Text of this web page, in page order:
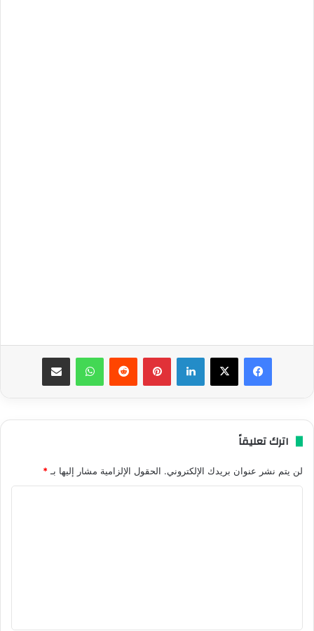
فيسبوك ‫X لينكدإن بينتيريست واتساب مشاركة عبر البريد
اترك تعليقاً
لن يتم نشر عنوان بريدك الإلكتروني. الحقول الإلزامية مشار إليها بـ *